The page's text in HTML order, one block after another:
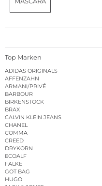
Top Marken
ADIDAS ORIGINALS
AFFENZAHN
ARMANI/PRIVÉ
BARBOUR
BIRKENSTOCK
BRAX
CALVIN KLEIN JEANS
CHANEL
COMMA
CREED
DRYKORN
ECOALF
FALKE
GOT BAG
HUGO